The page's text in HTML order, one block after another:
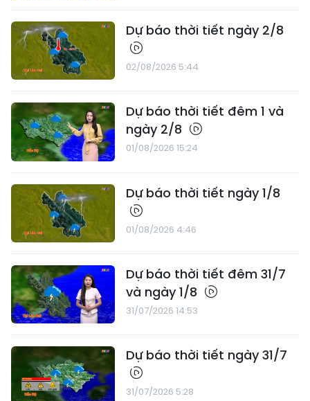
Dự báo thời tiết ngày 2/8
02/08/2026 5:44
Dự báo thời tiết đêm 1 và
ngày 2/8
01/08/2026 15:24
Dự báo thời tiết ngày 1/8
01/08/2026 4:46
Dự báo thời tiết đêm 31/7
và ngày 1/8
31/07/2026 14:53
Dự báo thời tiết ngày 31/7
31/07/2026 5:28